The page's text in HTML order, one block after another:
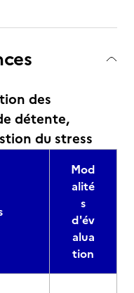
des
détente,
du stress
Mod
alité
s
d'év
alua
tion